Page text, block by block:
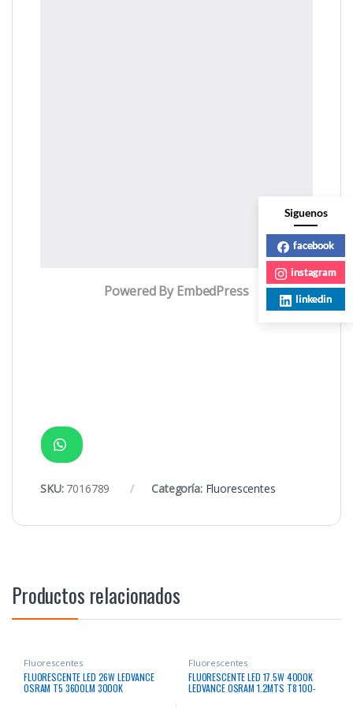
Powered By EmbedPress
SKU: 7016789 Categoría: Fluorescentes
Productos relacionados
Fluorescentes
FLUORESCENTE LED 26W LEDVANCE
OSRAM T5 3600LM 3000K
Fluorescentes
FLUORESCENTE LED 17.5W 4000K
LEDVANCE OSRAM 1.2MTS T8 100-
Siguenos
facebook
instagram
linkedin